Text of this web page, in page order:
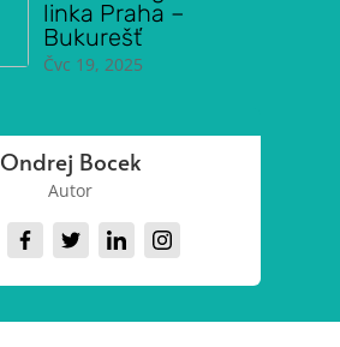
linka Praha –
Bukurešť
Čvc 19, 2025
Ondrej Bocek
Autor